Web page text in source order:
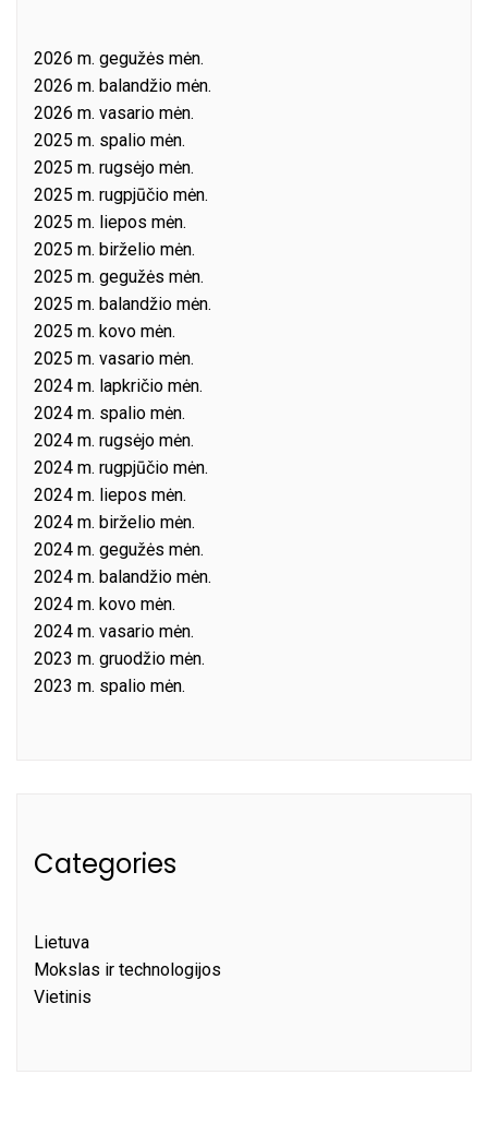
2026 m. gegužės mėn.
2026 m. balandžio mėn.
2026 m. vasario mėn.
2025 m. spalio mėn.
2025 m. rugsėjo mėn.
2025 m. rugpjūčio mėn.
2025 m. liepos mėn.
2025 m. birželio mėn.
2025 m. gegužės mėn.
2025 m. balandžio mėn.
2025 m. kovo mėn.
2025 m. vasario mėn.
2024 m. lapkričio mėn.
2024 m. spalio mėn.
2024 m. rugsėjo mėn.
2024 m. rugpjūčio mėn.
2024 m. liepos mėn.
2024 m. birželio mėn.
2024 m. gegužės mėn.
2024 m. balandžio mėn.
2024 m. kovo mėn.
2024 m. vasario mėn.
2023 m. gruodžio mėn.
2023 m. spalio mėn.
Categories
Lietuva
Mokslas ir technologijos
Vietinis